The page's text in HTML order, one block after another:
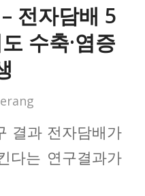
전자담배 5
수축·염증
결과 전자담배가
다는 연구결과가